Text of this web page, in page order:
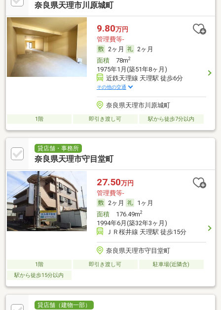
奈良県天理市川原城町
9.80万円
管理費等-
2ヶ月
2ヶ月
面積78m2
1975年1月(築51年8ヶ月)
近鉄天理線 天理駅 徒歩6分
その他の交通
奈良県天理市川原城町
1階 即引き渡し可 駅から徒歩7分以内
貸店舗・事務所
奈良県天理市守目堂町
27.50万円
管理費等-
2ヶ月
1ヶ月
面積176.49m2
1994年6月(築32年3ヶ月)
ＪＲ桜井線 天理駅 徒歩15分
奈良県天理市守目堂町
1階 即引き渡し可
駐車場(近隣含)
駅から徒歩15分以内
貸店舗（建物一部）